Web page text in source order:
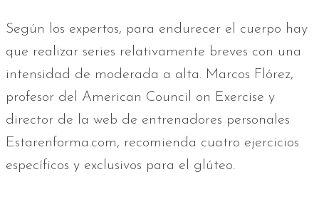
Según los expertos, para endurecer el cuerpo hay
que realizar series relativamente breves con una
intensidad de moderada a alta. Marcos Flórez,
profesor del American Council on Exercise y
director de la web de entrenadores personales
Estarenforma.com, recomienda cuatro ejercicios
específicos y exclusivos para el glúteo.